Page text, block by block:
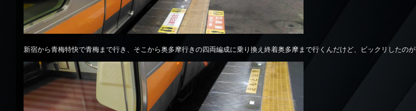
新宿から青梅特快で青梅まで行き、そこから奥多摩行きの四両編成に乗り換え終着奥多摩まで行くんだけど、ビックリしたのが